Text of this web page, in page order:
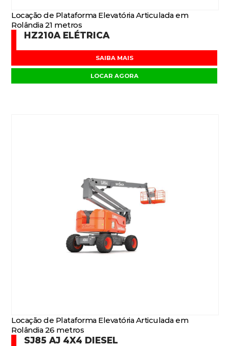
Locação de Plataforma Elevatória Articulada em
Rolândia 21 metros
HZ210A ELÉTRICA
SAIBA MAIS
LOCAR AGORA
Locação de Plataforma Elevatória Articulada em
Rolândia 26 metros
SJ85 AJ 4X4 DIESEL